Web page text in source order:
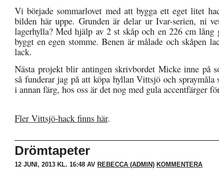
Vi började sommarlovet med att bygga ett eget litet
bilden här uppe. Grunden är delar ur Ivar-serien, ni
lagerhylla? Med hjälp av 2 st skåp och en 226 cm lång
byggt en egen stomme. Benen är målade och skåpen
lack.
Nästa projekt blir antingen skrivbordet Micke inne på
så funderar jag på att köpa hyllan Vittsjö och spraymåla
i annan färg, hos oss är det nog med gula accentfärger
Fler Vittsjö-hack finns här.
Drömtapeter
12 JUNI, 2013 KL. 16:48 AV REBECCA (ADMIN) KOMMENTERA